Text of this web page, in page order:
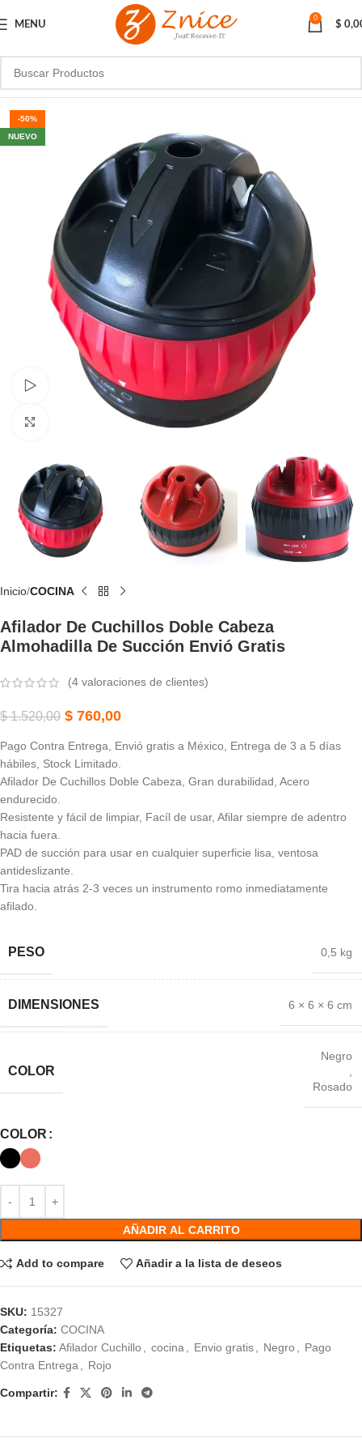
MENU
0
$
-50%
NUEVO
Watch video
Inicio COCINA
Afilador De Cuchillos Doble Cabeza
Almohadilla De Succión Envió Gratis
(4 valoraciones de clientes)
$1.520,00 $ 760,00
Pago Contra Entrega, Envió gratis a México, Entrega de 3 a 5 días
hábiles, Stock Limitado.
Afilador De Cuchillos Doble Cabeza, Gran durabilidad, Acero
endurecido.
Resistente y fácil de limpiar, Facíl de usar, Afilar siempre de adentro
hacia fuera.
PAD de succión para usar en cualquier superficie lisa, ventosa
antideslizante.
Tira hacia atrás 2-3 veces un instrumento romo inmediatamente
afilado.
PESO 0,5 kg
DIMENSIONES 6 × 6 × 6 cm
COLOR
Negro
Rosado
COLOR
AÑADIR AL CARRITO
Add to compare Añadir a la lista de deseos
SKU: 15327
Categoría: COCINA
Etiquetas: Afilador Cuchillo cocina Envio gratis Negro
Pago
Contra Entrega
Rojo
Compartir: